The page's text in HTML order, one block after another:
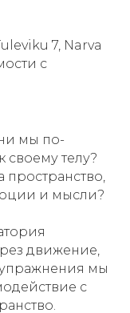
7, Narva
с
мы по-
телу?
пространство,
и мысли?
движение,
мы
с